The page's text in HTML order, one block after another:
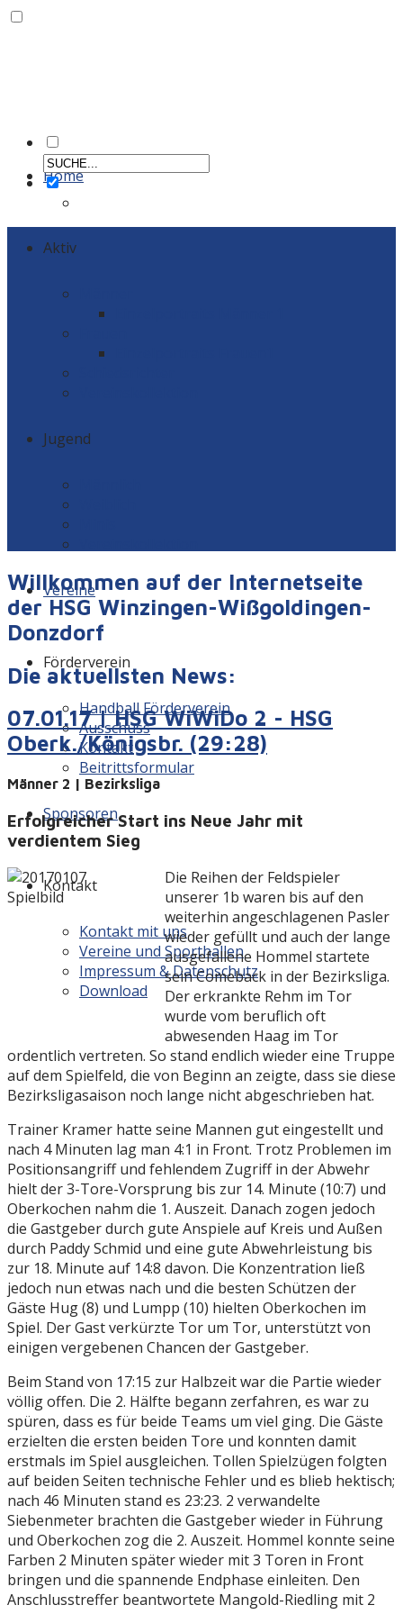
Home
Aktiv
Jugend
Vereine
Förderverein
Handball Förderverein
Ausschuss
Kontakt
Beitrittsformular
Sponsoren
Kontakt
Kontakt mit uns
Vereine und Sporthallen
Impressum & Datenschutz
Download
Willkommen auf der Internetseite
der HSG Winzingen-Wißgoldingen-
Donzdorf
Die aktuellsten News:
07.01.17 | HSG WiWiDo 2 - HSG
Oberk./Königsbr. (29:28)
Männer 2 | Bezirksliga
Erfolgreicher Start ins Neue Jahr mit
verdientem Sieg
Die Reihen der Feldspieler
unserer 1b waren bis auf den
weiterhin angeschlagenen Pasler
wieder gefüllt und auch der lange
ausgefallene Hommel startete
sein Comeback in der Bezirksliga.
Der erkrankte Rehm im Tor
wurde vom beruflich oft
abwesenden Haag im Tor
ordentlich vertreten. So stand endlich wieder eine Truppe
auf dem Spielfeld, die von Beginn an zeigte, dass sie diese
Bezirksligasaison noch lange nicht abgeschrieben hat.
Trainer Kramer hatte seine Mannen gut eingestellt und
nach 4 Minuten lag man 4:1 in Front. Trotz Problemen im
Positionsangriff und fehlendem Zugriff in der Abwehr
hielt der 3-Tore-Vorsprung bis zur 14. Minute (10:7) und
Oberkochen nahm die 1. Auszeit. Danach zogen jedoch
die Gastgeber durch gute Anspiele auf Kreis und Außen
durch Paddy Schmid und eine gute Abwehrleistung bis
zur 18. Minute auf 14:8 davon. Die Konzentration ließ
jedoch nun etwas nach und die besten Schützen der
Gäste Hug (8) und Lumpp (10) hielten Oberkochen im
Spiel. Der Gast verkürzte Tor um Tor, unterstützt von
einigen vergebenen Chancen der Gastgeber.
Beim Stand von 17:15 zur Halbzeit war die Partie wieder
völlig offen. Die 2. Hälfte begann zerfahren, es war zu
spüren, dass es für beide Teams um viel ging. Die Gäste
erzielten die ersten beiden Tore und konnten damit
erstmals im Spiel ausgleichen. Tollen Spielzügen folgten
auf beiden Seiten technische Fehler und es blieb hektisch;
nach 46 Minuten stand es 23:23. 2 verwandelte
Siebenmeter brachten die Gastgeber wieder in Führung
und Oberkochen zog die 2. Auszeit. Hommel konnte seine
Farben 2 Minuten später wieder mit 3 Toren in Front
bringen und die spannende Endphase einleiten. Den
Anschlusstreffer beantwortete Mangold-Riedling mit 2